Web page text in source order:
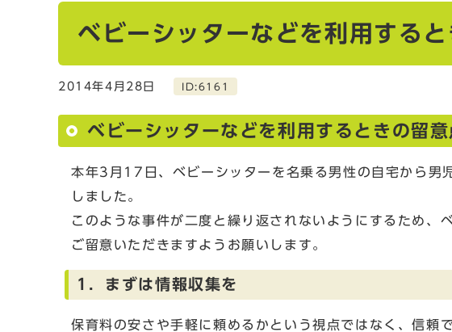
ベビーシッターなどを利用する
2014年4月28日 ID:6161
ベビーシッターなどを利用するときの留
本年3月17日、ベビーシッターを名乗る男性の自宅から男
しました。
このような事件が二度と繰り返されないようにするため、
ご留意いただきますようお願いします。
1．まずは情報収集を
保育料の安さや手軽に頼めるかという視点ではなく、信頼